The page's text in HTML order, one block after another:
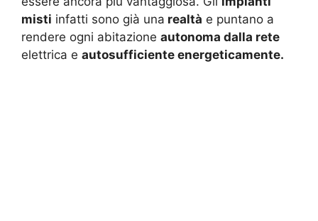
misti infatti sono già una realtà e puntano a
rendere ogni abitazione autonoma dalla rete
elettrica e autosufficiente energeticamente.